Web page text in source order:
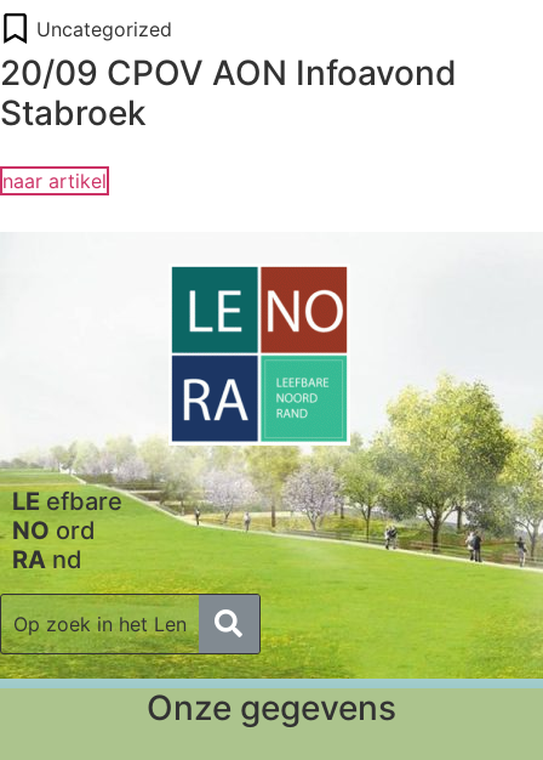
Uncategorized
20/09 CPOV AON Infoavond
Stabroek
naar artikel
LEefbare
NOord
RAnd
Onze gegevens